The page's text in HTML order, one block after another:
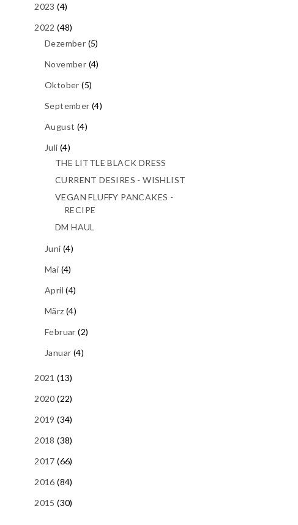
2023(4)
2022(48)
Dezember (5)
November (4)
Oktober(5)
September (4)
August (4)
Juli (4)
THE LITTLE BLACK DRESS
CURRENT DESIRES - WISHLIST
VEGAN FLUFFY PANCAKES -
RECIPE
DM HAUL
Juni (4)
Mai (4)
April(4)
März (4)
Februar(2)
Januar (4)
2021(13)
2020(22)
2019(34)
2018(38)
2017(66)
2016(84)
2015(30)